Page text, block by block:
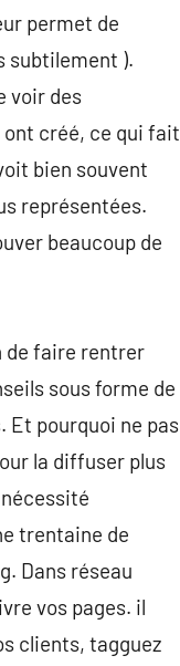
permet de
subtilement ).
voir des
ont créé, ce qui fait
bien souvent
représentées.
beaucoup de
de faire rentrer
sous forme de
Et pourquoi ne pas
la diffuser plus
trentaine de
Dans réseau
vos pages. il
clients, tagguez